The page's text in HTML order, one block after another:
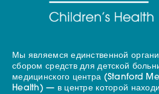
Мы являемся единственной
сбором средств для детской
медицинского центра (Stanford
Health) — в центре которой